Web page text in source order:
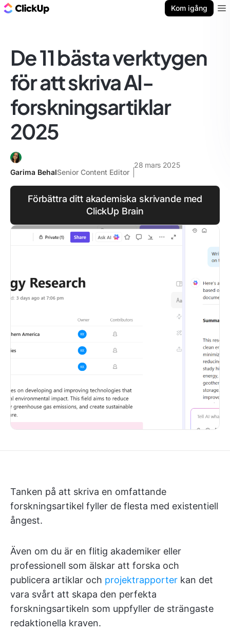
Kom igång
De 11 bästa verktygen
för att skriva AI-
forskningsartiklar
2025
Garima BehalSenior Content Editor
28 mars 2025
Förbättra ditt akademiska skrivande med
ClickUp Brain
Tanken på att skriva en omfattande
forskningsartikel fyller de flesta med existentiell
ångest.
Även om du är en flitig akademiker eller
professionell som älskar att forska och
publicera artiklar och projektrapporter kan det
vara svårt att skapa den perfekta
forskningsartikeln som uppfyller de strängaste
redaktionella kraven.